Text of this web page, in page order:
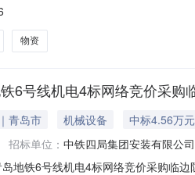
物资
6号线机电4标网络竞价采购
青岛市 机械设备
中标4.56万元
招标单位： 中铁四局集团安装有限公司
地铁6号线机电4标网络竞价采购临